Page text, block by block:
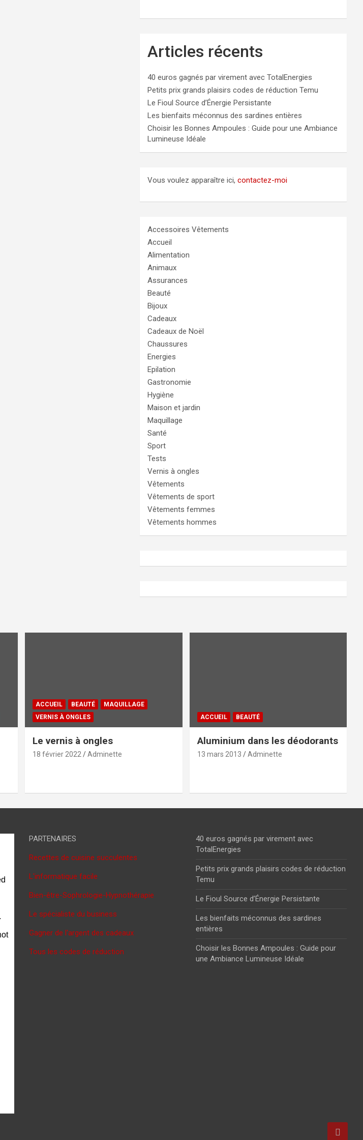
Articles récents
40 euros gagnés par virement avec TotalEnergies
Petits prix grands plaisirs codes de réduction Temu
Le Fioul Source d’Énergie Persistante
Les bienfaits méconnus des sardines entières
Choisir les Bonnes Ampoules : Guide pour une Ambiance
Lumineuse Idéale
Vous voulez apparaître ici,contactez-moi
Accessoires Vêtements
Accueil
Alimentation
Animaux
Assurances
Beauté
Bijoux
Cadeaux
Cadeaux de Noël
Chaussures
Energies
Epilation
Gastronomie
Hygiène
Maison et jardin
Maquillage
Santé
Sport
Tests
Vernis à ongles
Vêtements
Vêtements de sport
Vêtements femmes
Vêtements hommes
ACCUEIL BEAUTÉ
MAQUILLAGE
VERNIS À ONGLES
Le vernis à ongles
18 février 2022 Adminette
ACCUEIL BEAUTÉ
Aluminium dans les déodorants
13 mars 2013 Adminette
PARTENAIRES
Recettes de cuisine succulentes
L'informatique facile
Bien-être-Sophrologie-Hypnothérapie
Le spécialiste du business
Gagner de l'argent des cadeaux
Tous les codes de réduction
40 euros gagnés par virement avec
TotalEnergies
Petits prix grands plaisirs codes de réduction
Temu
Le Fioul Source d’Énergie Persistante
Les bienfaits méconnus des sardines
entières
Choisir les Bonnes Ampoules : Guide pour
une Ambiance Lumineuse Idéale